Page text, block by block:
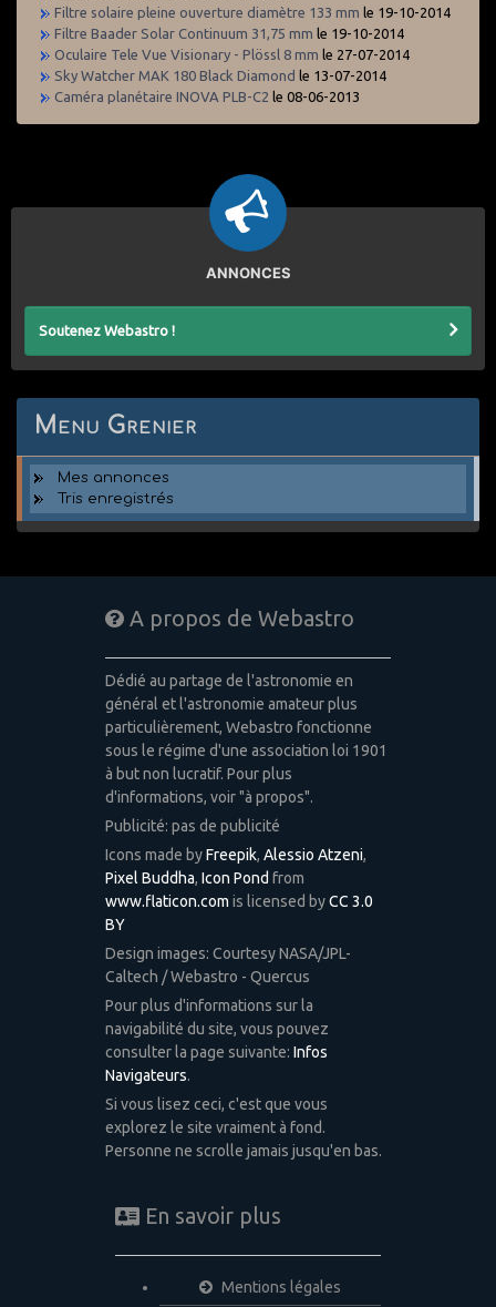
Filtre solaire pleine ouverture diamètre 133 mm le 19-10-2014
Filtre Baader Solar Continuum 31,75 mm le 19-10-2014
Oculaire Tele Vue Visionary - Plössl 8 mm le 27-07-2014
Sky Watcher MAK 180 Black Diamond le 13-07-2014
Caméra planétaire INOVA PLB-C2 le 08-06-2013
ANNONCES
Soutenez Webastro !
Menu Grenier
Mes annonces
Tris enregistrés
A propos de Webastro
Dédié au partage de l'astronomie en
général et l'astronomie amateur plus
particulièrement, Webastro fonctionne
sous le régime d'une association loi 1901
à but non lucratif. Pour plus
d'informations, voir "à propos".
Publicité: pas de publicité
Icons made byFreepik, Alessio Atzeni,
Pixel Buddha, Icon Pond from
www.flaticon.com is licensed byCC 3.0
BY
Design images: Courtesy NASA/JPL-
Caltech / Webastro - Quercus
Pour plus d'informations sur la
navigabilité du site, vous pouvez
consulter la page suivante: Infos
Navigateurs.
Si vous lisez ceci, c'est que vous
explorez le site vraiment à fond.
Personne ne scrolle jamais jusqu'en bas.
En savoir plus
Mentions légales